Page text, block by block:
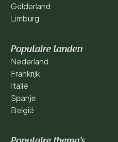
Gelderland
Limburg
Populaire landen
Nederland
Frankrijk
Italië
Spanje
België